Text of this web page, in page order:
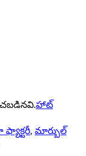
హాట్
ఫ్యాక్టరీ, మార్బుల్